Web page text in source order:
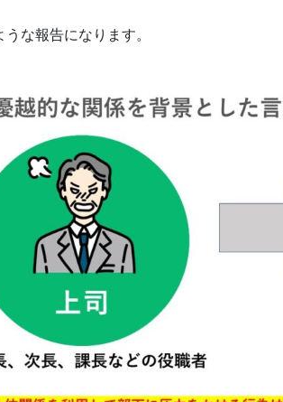
な報告になります。